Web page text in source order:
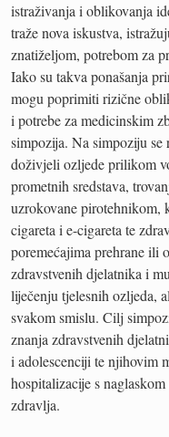
istraživanja i oblikovanja
traže nova iskustva,
znatiželjom, potrebom za
Iako su takva ponašanja
mogu poprimiti rizične
i potrebe za medicinskim
simpozija. Na simpoziju
doživjeli ozljede prilikom
prometnih sredstava,
uzrokovane pirotehnikom,
cigareta i e-cigareta te
poremećajima prehrane ili
zdravstvenih djelatnika i
liječenju tjelesnih ozljeda,
svakom smislu. Cilj
znanja zdravstvenih
i adolescenciji te njihovim
hospitalizacije s
zdravlja.